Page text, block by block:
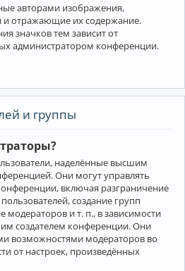
авторами изображения,
и отражающие их содержание.
значков тем зависит от
администратором конференции.
и группы
наделённые высшим
Они могут управлять
включая разграничение
создание групп
модераторов и т. п., в зависимости
создателем конференции. Они
возможностями модераторов во
от настроек, произведённых